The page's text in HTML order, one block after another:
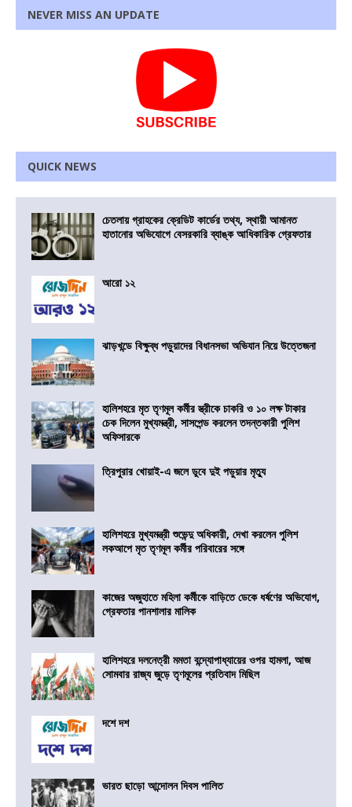
NEVER MISS AN UPDATE
QUICK NEWS
চেতলায় গ্রাহকের ক্রেডিট কার্ডের তথ্য, স্থায়ী আমানত
হাতানোর অভিযোগে বেসরকারি ব্যাঙ্ক আধিকারিক গ্রেফতার
আরো ১২
ঝাড়খন্ডে বিক্ষুব্ধ পড়ুয়াদের বিধানসভা অভিযান নিয়ে উত্তেজনা
হালিশহরে মৃত তৃণমূল কর্মীর স্ত্রীকে চাকরি ও ১০ লক্ষ টাকার
চেক দিলেন মুখ্যমন্ত্রী, সাসপেন্ড করলেন তদন্তকারী পুলিশ
অফিসারকে
ত্রিপুরার খোয়াই-এ জলে ডুবে দুই পড়ুয়ার মৃত্যু
হালিশহরে মুখ্যমন্ত্রী শুভেন্দু অধিকারী, দেখা করলেন পুলিশ
লকআপে মৃত তৃণমূল কর্মীর পরিবারের সঙ্গে
কাজের অজুহাতে মহিলা কর্মীকে বাড়িতে ডেকে ধর্ষণের অভিযোগ,
গ্রেফতার পানশালার মালিক
হালিশহরে দলনেত্রী মমতা বন্দ্যোপাধ্যায়ের ওপর হামলা, আজ
সোমবার রাজ্য জুড়ে তৃণমূলের প্রতিবাদ মিছিল
দশে দশ
ভারত ছাড়ো আন্দোলন দিবস পালিত